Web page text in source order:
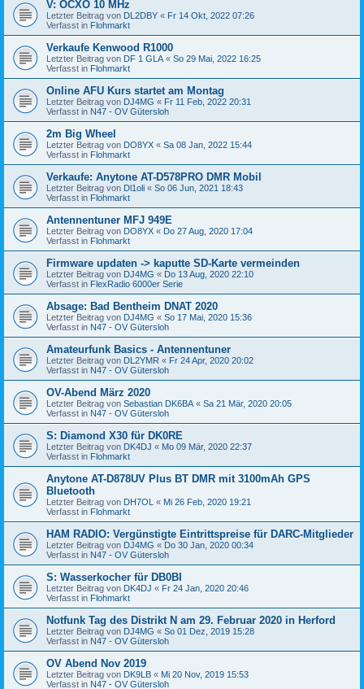
V: OCXO 10 MHz
Letzter Beitrag von DL2DBY « Fr 14 Okt, 2022 07:26
Verfasst in Flohmarkt
Verkaufe Kenwood R1000
Letzter Beitrag von DF 1 GLA « So 29 Mai, 2022 16:25
Verfasst in Flohmarkt
Online AFU Kurs startet am Montag
Letzter Beitrag von DJ4MG « Fr 11 Feb, 2022 20:31
Verfasst in N47 - OV Gütersloh
2m Big Wheel
Letzter Beitrag von DO8YX « Sa 08 Jan, 2022 15:44
Verfasst in Flohmarkt
Verkaufe: Anytone AT-D578PRO DMR Mobil
Letzter Beitrag von Dl1oli « So 06 Jun, 2021 18:43
Verfasst in Flohmarkt
Antennentuner MFJ 949E
Letzter Beitrag von DO8YX « Do 27 Aug, 2020 17:04
Verfasst in Flohmarkt
Firmware updaten -> kaputte SD-Karte vermeinden
Letzter Beitrag von DJ4MG « Do 13 Aug, 2020 22:10
Verfasst in FlexRadio 6000er Serie
Absage: Bad Bentheim DNAT 2020
Letzter Beitrag von DJ4MG « So 17 Mai, 2020 15:36
Verfasst in N47 - OV Gütersloh
Amateurfunk Basics - Antennentuner
Letzter Beitrag von DL2YMR « Fr 24 Apr, 2020 20:02
Verfasst in N47 - OV Gütersloh
OV-Abend März 2020
Letzter Beitrag von Sebastian DK6BA « Sa 21 Mär, 2020 20:05
Verfasst in N47 - OV Gütersloh
S: Diamond X30 für DK0RE
Letzter Beitrag von DK4DJ « Mo 09 Mär, 2020 22:37
Verfasst in Flohmarkt
Anytone AT-D878UV Plus BT DMR mit 3100mAh GPS
Bluetooth
Letzter Beitrag von DH7OL « Mi 26 Feb, 2020 19:21
Verfasst in Flohmarkt
HAM RADIO: Vergünstigte Eintrittspreise für DARC-Mitglieder
Letzter Beitrag von DJ4MG « Do 30 Jan, 2020 00:34
Verfasst in N47 - OV Gütersloh
S: Wasserkocher für DB0BI
Letzter Beitrag von DK4DJ « Fr 24 Jan, 2020 20:46
Verfasst in Flohmarkt
Notfunk Tag des Distrikt N am 29. Februar 2020 in Herford
Letzter Beitrag von DJ4MG « So 01 Dez, 2019 15:28
Verfasst in N47 - OV Gütersloh
OV Abend Nov 2019
Letzter Beitrag von DK9LB « Mi 20 Nov, 2019 15:53
Verfasst in N47 - OV Gütersloh